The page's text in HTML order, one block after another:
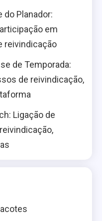
do Planador:
em
reivindicação
de Temporada:
de reivindicação,
Ligação de